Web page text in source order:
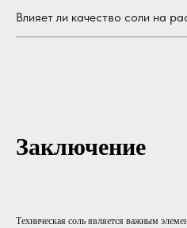
Влияет ли качество соли на
Заключение
Техническая соль является важным